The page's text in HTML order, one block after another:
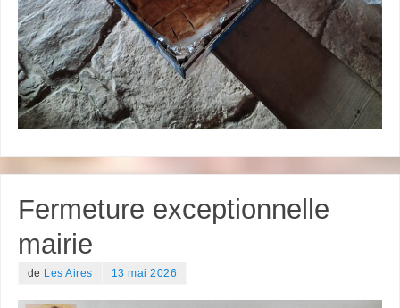
Fermeture exceptionnelle
mairie
de Les Aires 13 mai 2026